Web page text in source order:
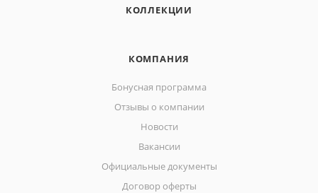
КОЛЛЕКЦИИ
КОМПАНИЯ
Бонусная программа
Отзывы о компании
Новости
Вакансии
Официальные документы
Договор оферты